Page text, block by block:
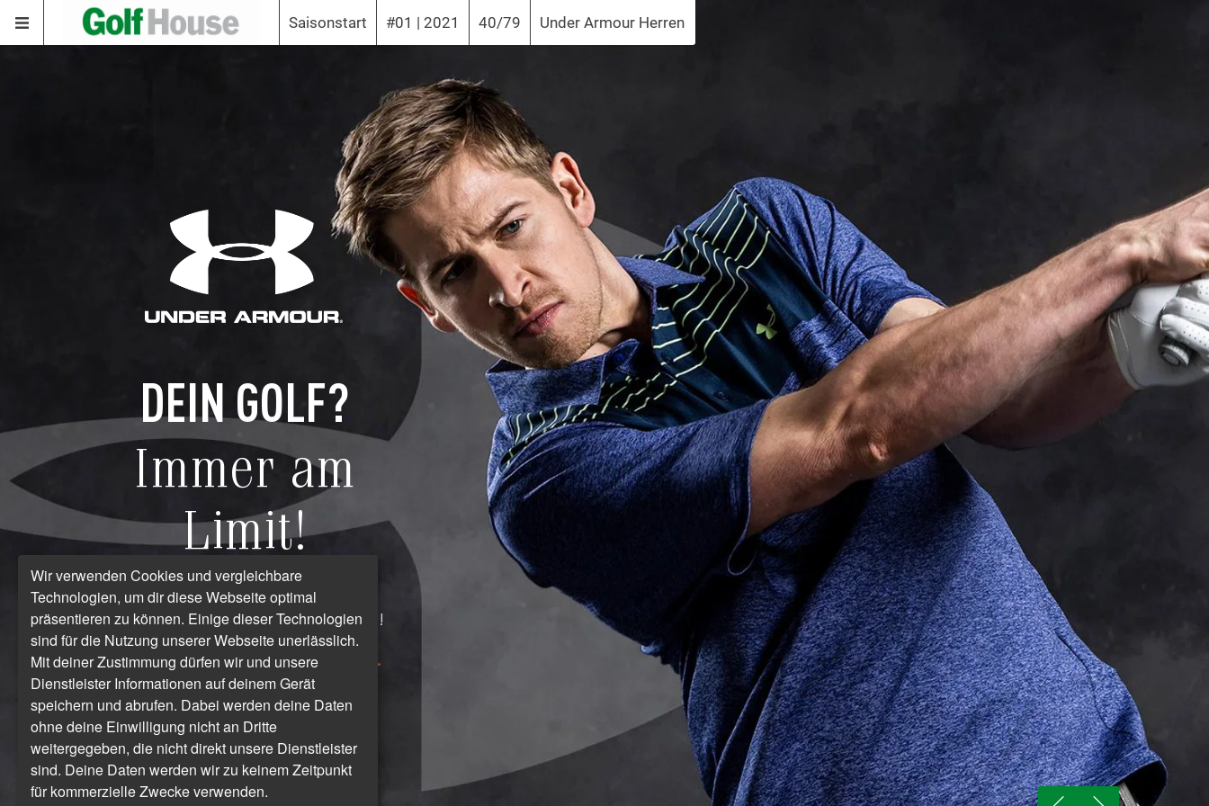
Saisonstart #01 | 2021 40/79 Under Armour Herren
DEIN GOLF?
Immer am
Limit!
Jetzt die gesamte Kollektion erleben!
In unseren Filialenund imWebshop.
JETZT SHOPPEN ZUR FILIALÜBERSICHT
Wir verwenden Cookies und vergleichbare
Technologien, um dir diese Webseite optimal
präsentieren zu können. Einige dieser Technologien
sind für die Nutzung unserer Webseite unerlässlich.
Mit deiner Zustimmung dürfen wir und unsere
Dienstleister Informationen auf deinem Gerät
speichern und abrufen. Dabei werden deine Daten
ohne deine Einwilligung nicht an Dritte
weitergegeben, die nicht direkt unsere Dienstleister
sind. Deine Daten werden wir zu keinem Zeitpunkt
für kommerzielle Zwecke verwenden.